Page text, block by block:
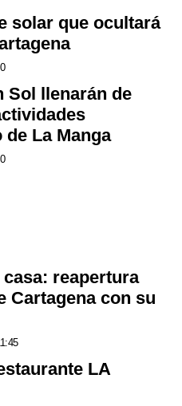
solar que ocultará
Sol llenarán de
La Manga
reapertura
Cartagena con su
LA